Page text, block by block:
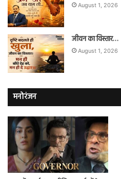
August 1, 2026
जीवन का विस्तार…
August 1, 2026
मनोरंजन